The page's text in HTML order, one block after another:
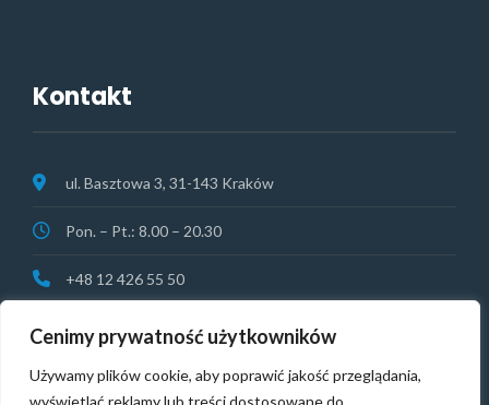
Cenimy prywatność użytkowników
Używamy plików cookie, aby poprawić jakość przeglądania,
wyświetlać reklamy lub treści dostosowane do
Kontakt
ul. Basztowa 3, 31-143 Kraków
Pon. – Pt.: 8.00 – 20.30
+48 12 426 55 50
rejestracja@vitamedical.pl
NAGŁY PRZYPADEK:+48 513 074 364